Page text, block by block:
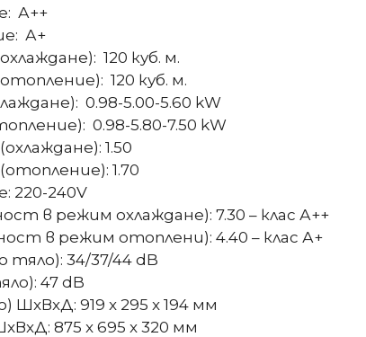
А++
А+
120 куб. м.
120 куб. м.
0.98-5.00-5.60 kW
0.98-5.80-7.50 kW
1.50
1.70
220-240V
в режим охлаждане): 7.30 – клас А++
в режим отоплени): 4.40 – клас А+
34/37/44 dB
47 dB
919 x 295 x 194 мм
875 x 695 x 320 мм